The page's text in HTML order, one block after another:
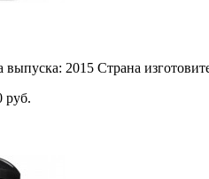
2015 Страна
руб.